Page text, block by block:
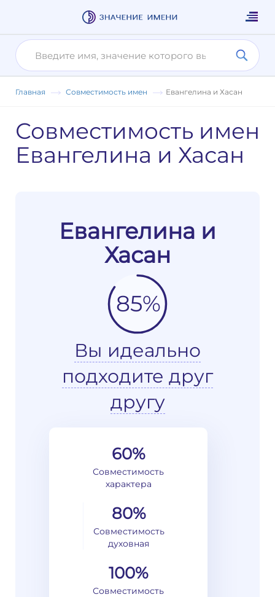
Главная Совместимость имен Евангелина и Хасан
Совместимость имен
Евангелина и Хасан
Евангелина и
Хасан
85%
Вы идеально
подходите друг
другу
60%
Совместимость
характера
80%
Совместимость
духовная
100%
Совместимость